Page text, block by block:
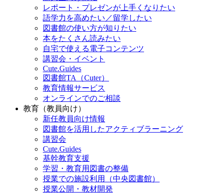
レポート・プレゼンが上手くなりたい
語学力を高めたい／留学したい
図書館の使い方が知りたい
本をたくさん読みたい
自宅で使える電子コンテンツ
講習会・イベント
Cute.Guides
図書館TA（Cuter）
教育情報サービス
オンラインでのご相談
教育（教員向け）
新任教員向け情報
図書館を活用したアクティブラーニング
講習会
Cute.Guides
基幹教育支援
学習・教育用図書の整備
授業での施設利用（中央図書館）
授業公開・教材開発